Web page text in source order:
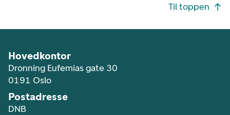
Til toppen
Hovedkontor
Dronning Eufemias gate 30
0191 Oslo
Postadresse
DNB